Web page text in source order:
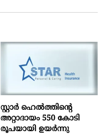
സ്റ്റാർ ഹെൽത്തിന്റെ
അറ്റാദായം 550 കോടി
രൂപയായി ഉയർന്നു